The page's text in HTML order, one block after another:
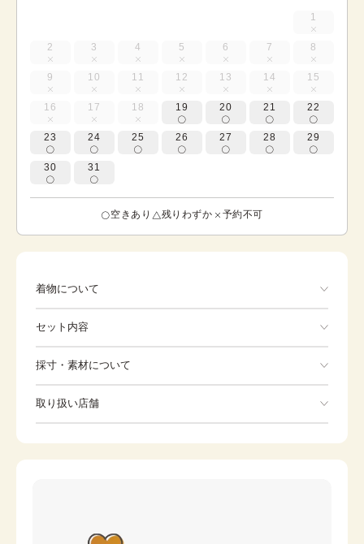
1
2 3 4 5 6 7 8
9 10 11 12 13 14 15
16 17 18 19 20 21 22
23 24 25 26 27 28 29
30 31
空きあり 残りわずか 予約不可
着物について
描かれる「絵羽模様」ですが,襟、胸、肩、袖などの上半身
一世を風靡した、絞り染めを基調とした模様染の事。草花
を図案化していて流れるような藤の花が印象的で、裾のグ
ラデーションが銀河を感じさせてくれます。礼装やパーテ
ィーにも向いていて季節問わず着用していただけます。正
絹。
セット内容
※着付けに必要な一式をすべて含みます。
着物
足袋 肌着
採寸・素材について
身丈 161.5cm
取り扱い店舗